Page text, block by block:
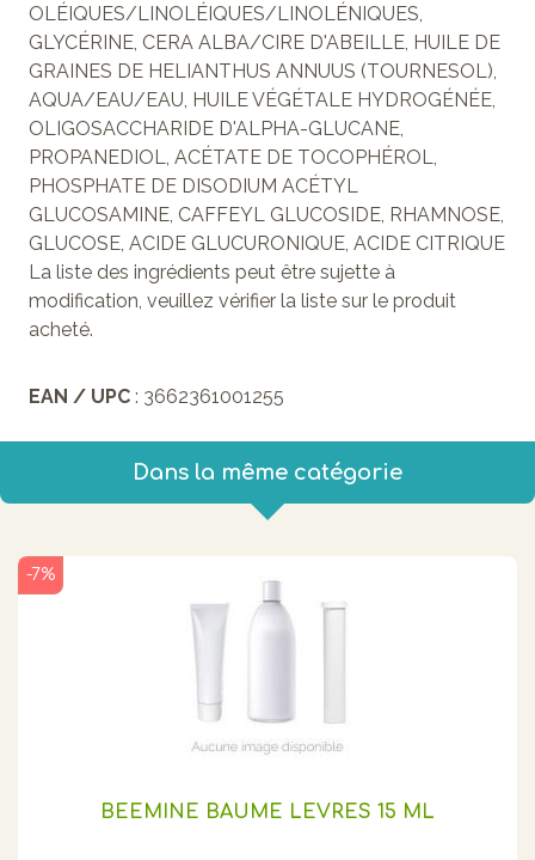
OLÉIQUES/LINOLÉIQUES/LINOLÉNIQUES,
GLYCÉRINE, CERA ALBA/CIRE D'ABEILLE, HUILE DE
GRAINES DE HELIANTHUS ANNUUS (TOURNESOL),
AQUA/EAU/EAU, HUILE VÉGÉTALE HYDROGÉNÉE,
OLIGOSACCHARIDE D'ALPHA-GLUCANE,
PROPANEDIOL, ACÉTATE DE TOCOPHÉROL,
PHOSPHATE DE DISODIUM ACÉTYL
GLUCOSAMINE, CAFFEYL GLUCOSIDE, RHAMNOSE,
GLUCOSE, ACIDE GLUCURONIQUE, ACIDE CITRIQUE
La liste des ingrédients peut être sujette à
modification, veuillez vérifier la liste sur le produit
acheté.
EAN / UPC : 3662361001255
Dans la même catégorie
BEEMINE BAUME LEVRES 15 ML
-7%